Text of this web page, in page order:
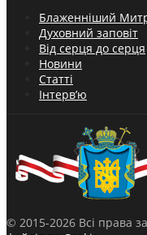
Блаженніший
Духовний заповіт
Від серця до серця
Новини
Статті
Інтерв’ю
© 2015-2026 Всі права